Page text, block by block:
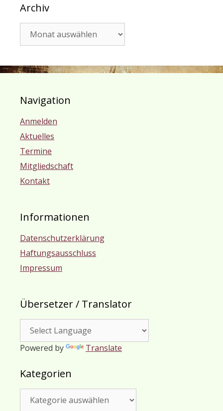
Archiv
Navigation
Anmelden
Aktuelles
Termine
Mitgliedschaft
Kontakt
Informationen
Datenschutzerklärung
Haftungsausschluss
Impressum
Übersetzer / Translator
Powered by Translate
Kategorien